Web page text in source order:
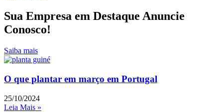
Sua Empresa em Destaque Anuncie
Conosco!
Saiba mais
O que plantar em março em Portugal
25/10/2024
Leia Mais »